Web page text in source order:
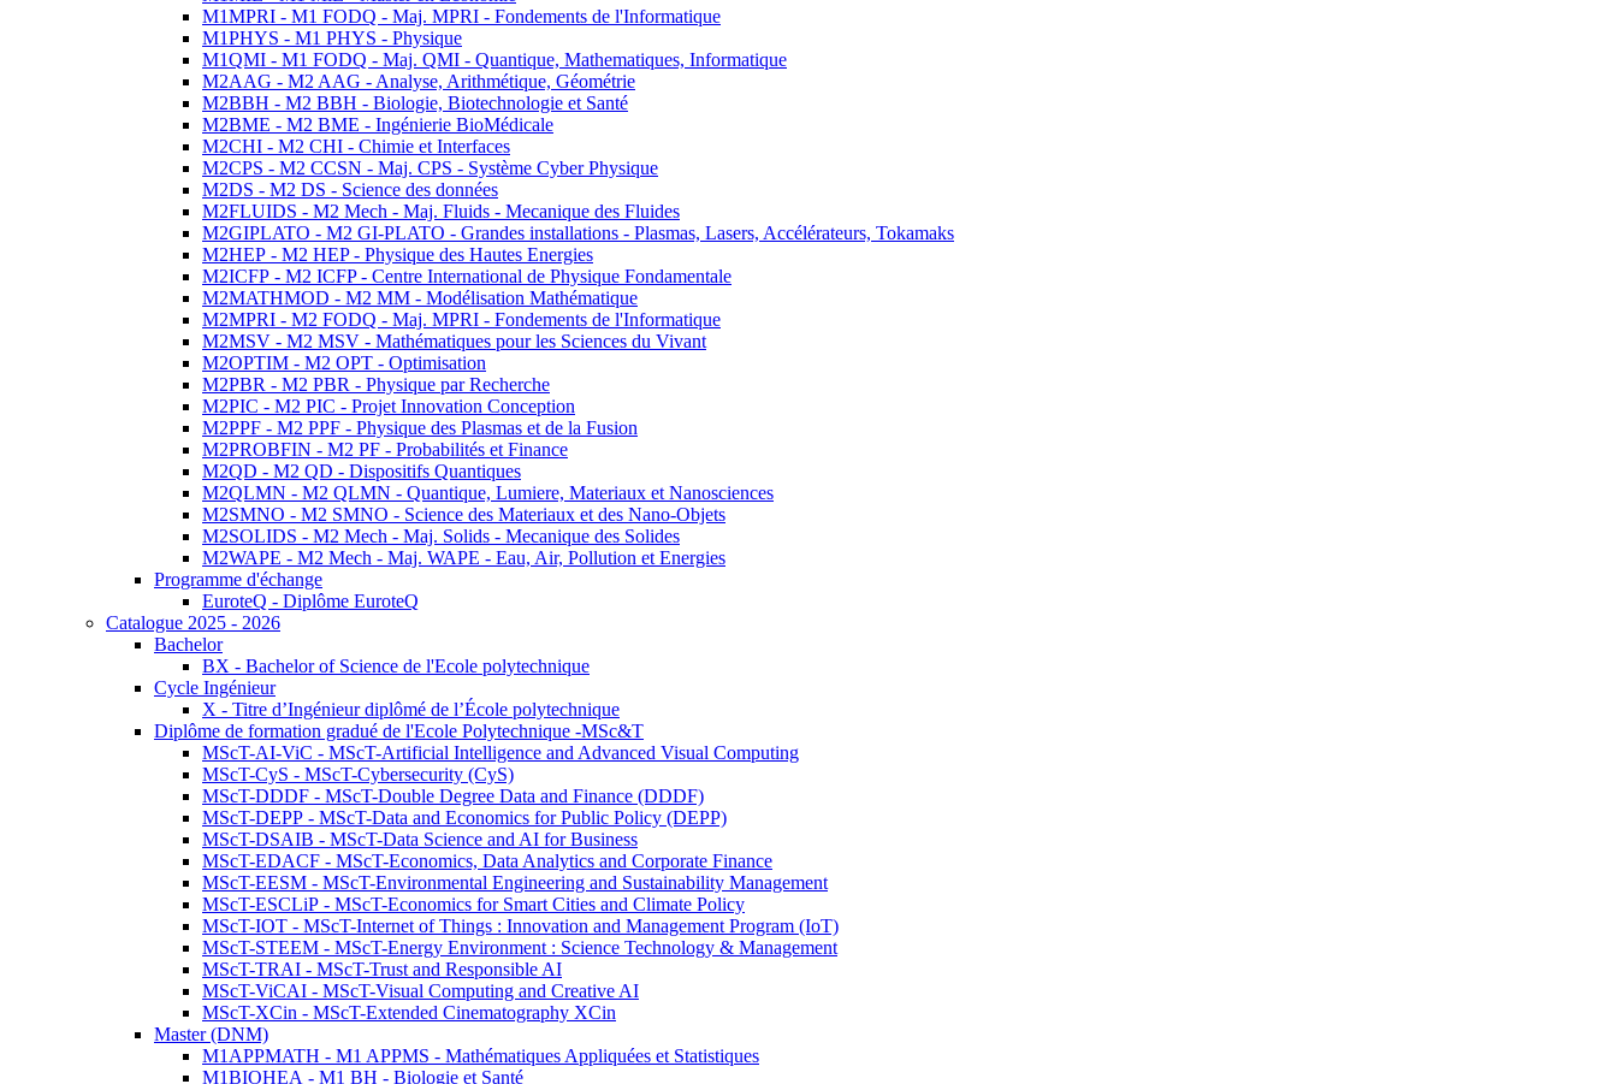
M1MPRI - M1 FODQ - Maj. MPRI - Fondements de l'Informatique
M1PHYS - M1 PHYS - Physique
M1QMI - M1 FODQ - Maj. QMI - Quantique, Mathematiques, Informatique
M2AAG - M2 AAG - Analyse, Arithmétique, Géométrie
M2BBH - M2 BBH - Biologie, Biotechnologie et Santé
M2BME - M2 BME - Ingénierie BioMédicale
M2CHI - M2 CHI - Chimie et Interfaces
M2CPS - M2 CCSN - Maj. CPS - Système Cyber Physique
M2DS - M2 DS - Science des données
M2FLUIDS - M2 Mech - Maj. Fluids - Mecanique des Fluides
M2GIPLATO - M2 GI-PLATO - Grandes installations - Plasmas, Lasers, Accélérateurs, Tokamaks
M2HEP - M2 HEP - Physique des Hautes Energies
M2ICFP - M2 ICFP - Centre International de Physique Fondamentale
M2MATHMOD - M2 MM - Modélisation Mathématique
M2MPRI - M2 FODQ - Maj. MPRI - Fondements de l'Informatique
M2MSV - M2 MSV - Mathématiques pour les Sciences du Vivant
M2OPTIM - M2 OPT - Optimisation
M2PBR - M2 PBR - Physique par Recherche
M2PIC - M2 PIC - Projet Innovation Conception
M2PPF - M2 PPF - Physique des Plasmas et de la Fusion
M2PROBFIN - M2 PF - Probabilités et Finance
M2QD - M2 QD - Dispositifs Quantiques
M2QLMN - M2 QLMN - Quantique, Lumiere, Materiaux et Nanosciences
M2SMNO - M2 SMNO - Science des Materiaux et des Nano-Objets
M2SOLIDS - M2 Mech - Maj. Solids - Mecanique des Solides
M2WAPE - M2 Mech - Maj. WAPE - Eau, Air, Pollution et Energies
Programme d'échange
EuroteQ - Diplôme EuroteQ
Catalogue 2025 - 2026
Bachelor
BX - Bachelor of Science de l'Ecole polytechnique
Cycle Ingénieur
X - Titre d’Ingénieur diplômé de l’École polytechnique
Diplôme de formation gradué de l'Ecole Polytechnique -MSc&T
MScT-AI-ViC - MScT-Artificial Intelligence and Advanced Visual Computing
MScT-CyS - MScT-Cybersecurity (CyS)
MScT-DDDF - MScT-Double Degree Data and Finance (DDDF)
MScT-DEPP - MScT-Data and Economics for Public Policy (DEPP)
MScT-DSAIB - MScT-Data Science and AI for Business
MScT-EDACF - MScT-Economics, Data Analytics and Corporate Finance
MScT-EESM - MScT-Environmental Engineering and Sustainability Management
MScT-ESCLiP - MScT-Economics for Smart Cities and Climate Policy
MScT-IOT - MScT-Internet of Things : Innovation and Management Program (IoT)
MScT-STEEM - MScT-Energy Environment : Science Technology & Management
MScT-TRAI - MScT-Trust and Responsible AI
MScT-ViCAI - MScT-Visual Computing and Creative AI
MScT-XCin - MScT-Extended Cinematography XCin
Master (DNM)
M1APPMATH - M1 APPMS - Mathématiques Appliquées et Statistiques
M1BIOHEA - M1 BH - Biologie et Santé